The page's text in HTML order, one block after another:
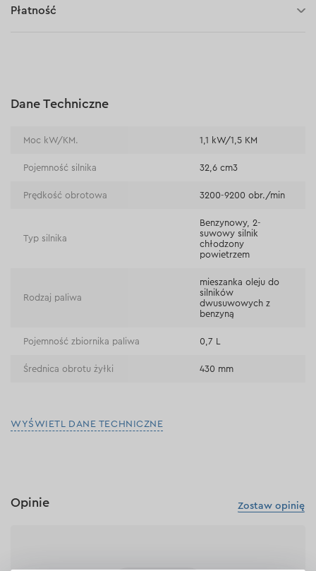
Płatność
Płatność na rachunek bieżący (przelew tradycyjny)
Dane Techniczne
Moc kW/KM. 1,1 kW/1,5 KM
Pojemność silnika 32,6 сm3
Prędkość obrotowa 3200-9200 obr./min
Typ silnika
Benzynowy, 2-
suwowy silnik
chłodzony
powietrzem
Rodzaj paliwa
mieszanka oleju do
silników
dwusuwowych z
benzyną
Pojemność zbiornika paliwa 0,7 L
Średnica obrotu żyłki 430 mm
WYŚWIETL DANE TECHNICZNE
Zostaw opinię
Opinie